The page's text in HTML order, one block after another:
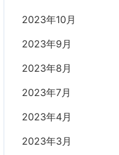
2023年10月
2023年9月
2023年8月
2023年7月
2023年4月
2023年3月